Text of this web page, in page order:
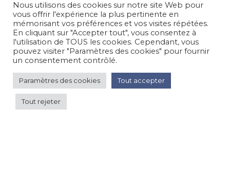
Facebook
Instagram
LinkedIn
Besoin d’aide, une question ?
Nous contacter
© Happy'MR - Tous droits réservés - Une création
Nous utilisons des cookies sur notre site Web pour
vous offrir l'expérience la plus pertinente en
mémorisant vos préférences et vos visites répétées.
En cliquant sur "Accepter tout", vous consentez à
l'utilisation de TOUS les cookies. Cependant, vous
pouvez visiter "Paramètres des cookies" pour fournir
un consentement contrôlé.
Paramètres des cookies Tout accepter
Tout rejeter
200 €par nuit